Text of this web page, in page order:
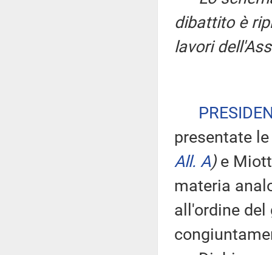
dibattito è
lavori
presentate
All. A)e
materia
all'ordine del